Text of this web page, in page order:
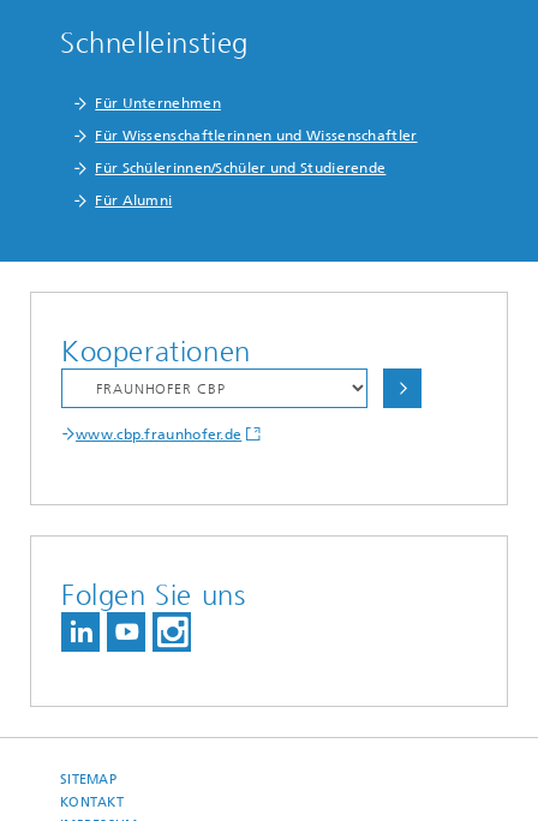
Schnelleinstieg
Für Unternehmen
Für Wissenschaftlerinnen und Wissenschaftler
Für Schülerinnen/Schüler und Studierende
Für Alumni
Kooperationen
www.cbp.fraunhofer.de
Folgen Sie uns
SITEMAP
KONTAKT